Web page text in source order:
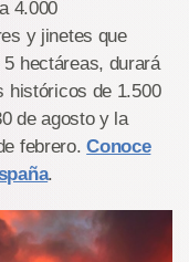
4.000
y jinetes que
hectáreas, durará
históricos de 1.500
de agosto y la
febrero.Conoce
.